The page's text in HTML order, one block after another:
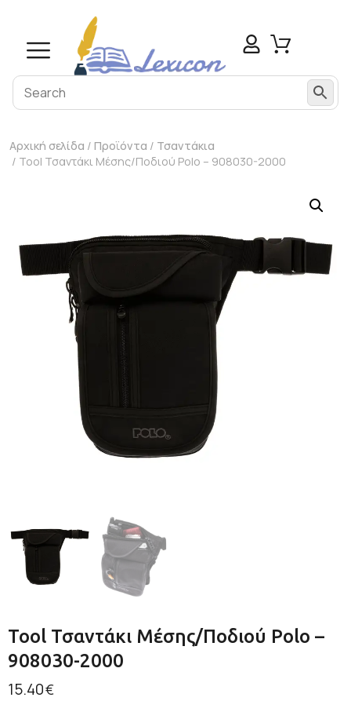
Αρχική σελίδα / Προϊόντα / Τσαντάκια
/ Tool Τσαντάκι Μέσης/Ποδιού Polo – 908030-2000
Tool Τσαντάκι Μέσης/Ποδιού Polo –
908030-2000
15.40€